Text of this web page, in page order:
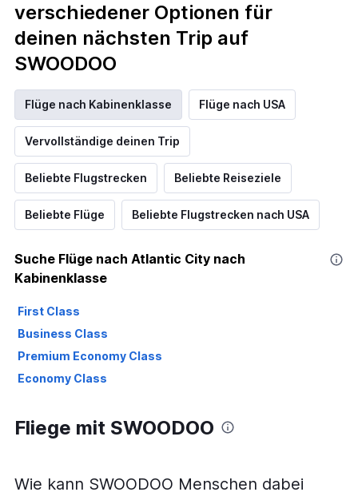
verschiedener Optionen für
deinen nächsten Trip auf
SWOODOO
Flüge nach Kabinenklasse Flüge nach USA
Vervollständige deinen Trip
Beliebte Flugstrecken Beliebte Reiseziele
Beliebte Flüge Beliebte Flugstrecken nach USA
Suche Flüge nach Atlantic City nach
Kabinenklasse
First Class
Business Class
Premium Economy Class
Economy Class
Fliege mit SWOODOO
Wie kann SWOODOO Menschen dabei